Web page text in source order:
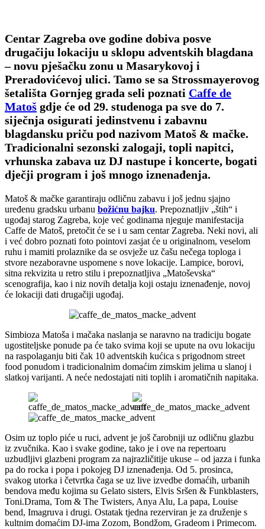
Centar Zagreba ove godine dobiva posve
drugačiju lokaciju u sklopu adventskih blagdana
– novu pješačku zonu u Masarykovoj i
Preradovićevoj ulici. Tamo se sa Strossmayerovog
šetališta Gornjeg grada seli poznati Caffe de
Matoš gdje će od 29. studenoga pa sve do 7.
siječnja osigurati jedinstvenu i zabavnu
blagdansku priču pod nazivom Matoš & mačke.
Tradicionalni sezonski zalogaji, topli napitci,
vrhunska zabava uz DJ nastupe i koncerte, bogati
dječji program i još mnogo iznenađenja.
Matoš & mačke garantiraju odličnu zabavu i još jednu sjajno
uređenu gradsku urbanu božićnu bajku. Prepoznatljiv „štih“ i
ugođaj starog Zagreba, koje već godinama njeguje manifestacija
Caffe de Matoš, pretočit će se i u sam centar Zagreba. Neki novi, ali
i već dobro poznati foto pointovi zasjat će u originalnom, veselom
ruhu i mamiti prolaznike da se osvježe uz čašu nečega toploga i
stvore nezaboravne uspomene s nove lokacije. Lampice, borovi,
sitna rekvizita u retro stilu i prepoznatljiva „Matoševska“
scenografija, kao i niz novih detalja koji ostaju iznenađenje, novoj
će lokaciji dati drugačiji ugođaj.
Simbioza Matoša i mačaka naslanja se naravno na tradiciju bogate
ugostiteljske ponude pa će tako svima koji se upute na ovu lokaciju
na raspolaganju biti čak 10 adventskih kućica s prigodnom street
food ponudom i tradicionalnim domaćim zimskim jelima u slanoj i
slatkoj varijanti. A neće nedostajati niti toplih i aromatičnih napitaka.
Osim uz toplo piće u ruci, advent je još čarobniji uz odličnu glazbu
iz zvučnika. Kao i svake godine, tako je i ove na repertoaru
uzbudljivi glazbeni program za najrazličitije ukuse – od jazza i funka
pa do rocka i popa i pokojeg DJ iznenađenja. Od 5. prosinca,
svakog utorka i četvrtka čaga se uz live izvedbe domaćih, urbanih
bendova među kojima su Gelato sisters, Elvis Sršen & Funkblasters,
Toni.Drama, Tom & The Twisters, Anya Alu, La papa, Louise
bend, Imagruva i drugi. Ostatak tjedna rezerviran je za druženje s
kultnim domaćim DJ-ima Zozom, Bondžom, Gradeom i Primecom.